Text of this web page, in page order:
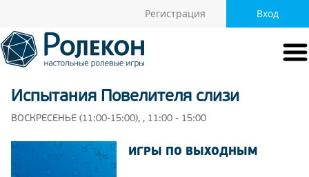
Вход
Регистрация
Испытания Повелителя слизи
ВОСКРЕСЕНЬЕ (11:00-15:00), , 11:00 - 15:00
ИГРЫ ПО ВЫХОДНЫМ